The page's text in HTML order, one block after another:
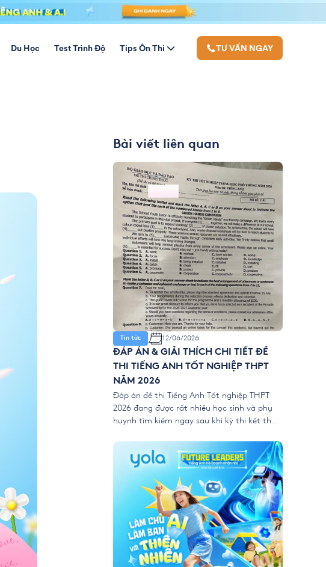
Du Học Test Trình Độ Tips Ôn Thi TƯ VẤN NGAY
Bài viết liên quan
Tin tức 12/06/2026
ĐÁP ÁN & GIẢI THÍCH CHI TIẾT ĐỀ
THI TIẾNG ANH TỐT NGHIỆP THPT
NĂM 2026
Đáp án đề thi Tiếng Anh Tốt nghiệp THPT
2026 đang được rất nhiều học sinh và phụ
huynh tìm kiếm ngay sau khi kỳ thi kết thúc.
quả và đánh giá bài làm của mình, YOLA
cập nhật đề thi chính thức, đáp án tham